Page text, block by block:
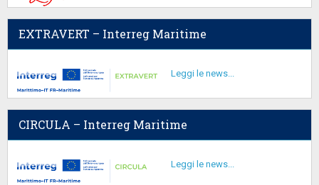
EXTRAVERT – Interreg Maritime
Leggi le news...
CIRCULA – Interreg Maritime
Leggi le news...